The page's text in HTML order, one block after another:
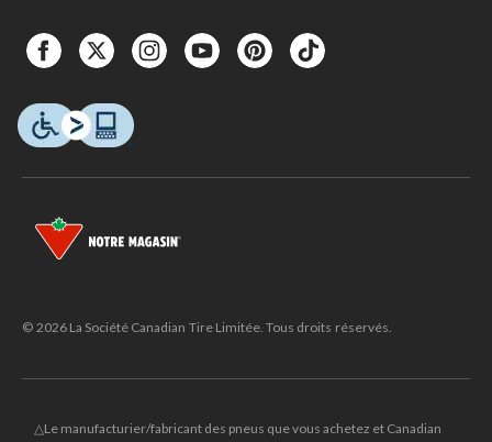
© 2026 La Société Canadian Tire Limitée. Tous droits réservés.
△Le manufacturier/fabricant des pneus que vous achetez et Canadian